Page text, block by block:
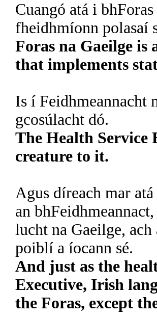
Cuangó atá i
fheidhmíonn polasaí
Foras na Gaeilge is
that implements
Is í Feidhmeannacht
gcosúlacht dó.
The Health Service
creature to it.
Agus díreach mar
an
lucht na Gaeilge,
poiblí a íocann sé.
And just as the
Executive, Irish
the Foras, except